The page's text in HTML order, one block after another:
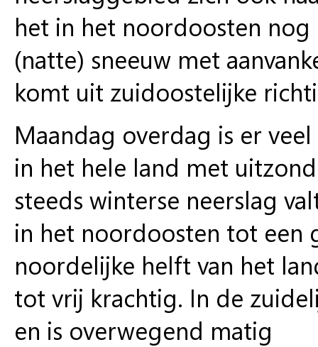
het in het noordoosten
(natte) sneeuw met
komt uit zuidoostelijke
Maandag overdag is er
in het hele land met
steeds winterse neerslag
in het noordoosten tot een
noordelijke helft van het
tot vrij krachtig. In de
en is overwegend matig